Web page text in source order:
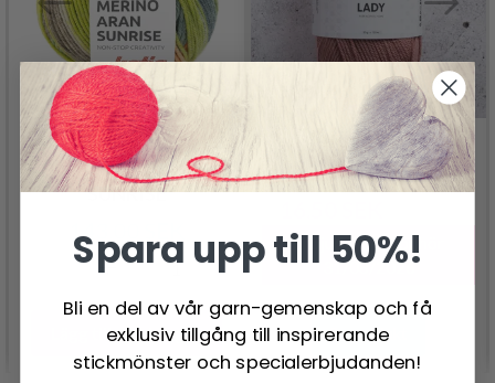
KATIA MERINO ARAN
SUNRISE
143.00 SEK
Lägg till varukorgen
JÄRBO LADY
Erbjudandet upphör
31/08/2026
Se produkt
Spara upp till 50%!
Bli en del av vår garn-gemenskap och få
exklusiv tillgång till inspirerande
stickmönster och specialerbjudanden!